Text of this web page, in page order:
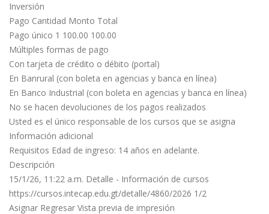
Inversión
Pago Cantidad Monto Total
Pago único 1 100.00 100.00
Múltiples formas de pago
Con tarjeta de crédito o débito (portal)
En Banrural (con boleta en agencias y banca en línea)
En Banco Industrial (con boleta en agencias y banca en línea)
No se hacen devoluciones de los pagos realizados
Usted es el único responsable de los cursos que se asigna
Información adicional
Requisitos Edad de ingreso: 14 años en adelante.
Descripción
15/1/26, 11:22 a.m. Detalle - Información de cursos
https://cursos.intecap.edu.gt/detalle/4860/2026 1/2
Asignar Regresar Vista previa de impresión